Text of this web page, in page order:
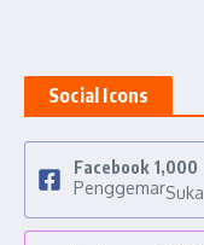
Social Icons
Facebook 1,000
PenggemarSuka